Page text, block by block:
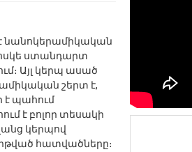
նանոկերամիկական
ոսկե ստանդարտ
Այլ կերպ ասած
շերտ է,
է պահում
է բոլոր տեսակի
կերպով
հատվածները։